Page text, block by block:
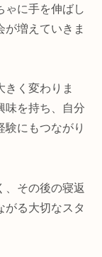
ゃに手を伸ばし
が増えていきま
きく変わりま
味を持ち、自分
にもつながり
、その後の寝返
がる大切なスタ